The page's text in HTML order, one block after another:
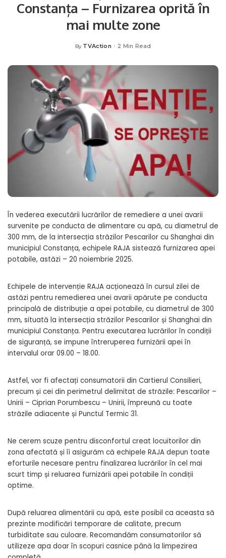
Constanța – Furnizarea oprită în
mai multe zone
Posted
By TVAction 2 Min Read
În vederea executării lucrărilor de remediere a unei avarii
survenite pe conducta de alimentare cu apă, cu diametrul de
300 mm, de la intersecția străzilor Pescarilor cu Shanghai din
municipiul Constanța, echipele RAJA sistează furnizarea apei
potabile, astăzi – 20 noiembrie 2025.
Echipele de intervenție RAJA acționează în cursul zilei de
astăzi pentru remedierea unei avarii apărute pe conducta
principală de distribuție a apei potabile, cu diametrul de 300
mm, situată la intersecția străzilor Pescarilor și Shanghai din
municipiul Constanța. Pentru executarea lucrărilor în condiții
de siguranță, se impune întreruperea furnizării apei în
intervalul orar 09.00 – 18.00.
Astfel, vor fi afectați consumatorii din Cartierul Consilieri,
precum și cei din perimetrul delimitat de străzile: Pescarilor –
Unirii – Ciprian Porumbescu – Unirii, împreună cu toate
străzile adiacente și Punctul Termic 31.
Ne cerem scuze pentru disconfortul creat locuitorilor din
zona afectată și îi asigurăm că echipele RAJA depun toate
eforturile necesare pentru finalizarea lucrărilor în cel mai
scurt timp și reluarea furnizării apei potabile în condiții
optime.
După reluarea alimentării cu apă, este posibil ca aceasta să
prezinte modificări temporare de calitate, precum
turbiditate sau culoare. Recomandăm consumatorilor să
utilizeze apa doar în scopuri casnice până la limpezirea